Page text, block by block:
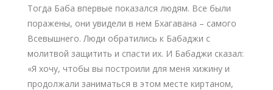
Тогда Баба впервые показался людям. Все были
поражены, они увидели в нем Бхагавана – самого
Всевышнего. Люди обратились к Бабаджи с
молитвой защитить и спасти их. И Бабаджи сказал:
«Я хочу, чтобы вы построили для меня хижину и
продолжали заниматься в этом месте киртаном,